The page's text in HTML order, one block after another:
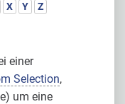
X Y Z
einer
Selection,
um eine